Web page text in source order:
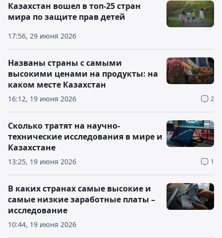
17:56, 29 июня 2026
Казахстан вошел в топ-25 стран
мира по защите прав детей
16:12, 19 июня 2026 2
Названы страны с самыми
высокими ценами на продукты: на
каком месте Казахстан
13:25, 19 июня 2026 1
Сколько тратят на научно-
технические исследования в мире и
Казахстане
10:44, 19 июня 2026
В каких странах самые высокие и
самые низкие заработные платы –
исследование